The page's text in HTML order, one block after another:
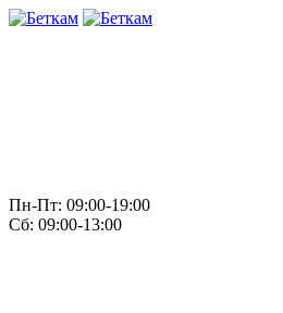
Пн-Пт: 09:00-19:00
Сб: 09:00-13:00